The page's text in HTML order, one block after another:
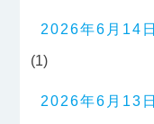
2026年6月14日
(1)
2026年6月13日